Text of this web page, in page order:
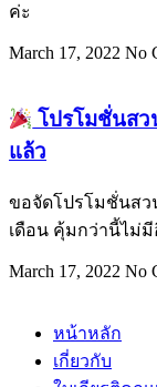
ค่ะ
March 17, 2022 No
โปรโมชั่นส
แล้ว
ขอจัดโปรโมชั่นสว
เดือน คุ้มกว่านี้ไม่
March 17, 2022 No
หน้าหลัก
เกี่ยวกับ